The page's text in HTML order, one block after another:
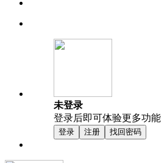
未登录
登录后即可体验更多功能
登录 注册 找回密码